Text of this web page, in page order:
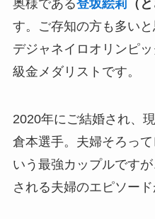
奥様である登坂絵莉（と
す。ご存知の方も多い
デジャネイロオリンピ
級金メダリストです。
2020年にご結婚され、
倉本選手。夫婦そろっ
いう最強カップルです
される夫婦のエピソー